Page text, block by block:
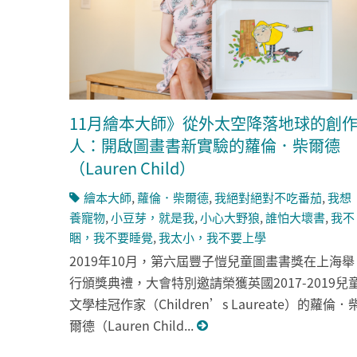
11月繪本大師》從外太空降落地球的創作
人：開啟圖畫書新實驗的蘿倫．柴爾德
（Lauren Child）
繪本大師, 蘿倫．柴爾德,我絕對絕對不吃番茄,我想
養寵物,小豆芽，就是我,小心大野狼,誰怕大壞書,我不
睏，我不要睡覺,我太小，我不要上學
2019年10月，第六屆豐子愷兒童圖畫書獎在上海舉
行頒獎典禮，大會特別邀請榮獲英國2017-2019兒
文學桂冠作家（Children’s Laureate）的蘿倫．
爾德（Lauren Child...